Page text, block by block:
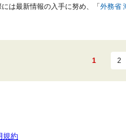
は最新情報の入手に努め、「 外務省
1 2